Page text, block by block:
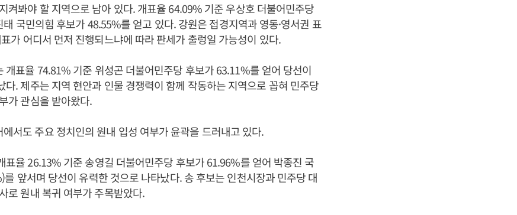
켜봐야 할 지역으로 남아 있다. 개표율 64.09% 기준 우상호 더불어민주당
국민의힘 후보가 48.55%를 얻고 있다. 강원은 접경지역과 영동·영서권 표
가 어디서 먼저 진행되느냐에 따라 판세가 출렁일 가능성이 있다.
개표율 74.81% 기준 위성곤 더불어민주당 후보가 63.11%를 얻어 당선이
다. 제주는 지역 현안과 인물 경쟁력이 함께 작동하는 지역으로 꼽혀 민주당
가 관심을 받아왔다.
서도 주요 정치인의 원내 입성 여부가 윤곽을 드러내고 있다.
표율 26.13% 기준 송영길 더불어민주당 후보가 61.96%를 얻어 박종진 국
앞서며 당선이 유력한 것으로 나타났다. 송 후보는 인천시장과 민주당 대
로 원내 복귀 여부가 주목받았다.